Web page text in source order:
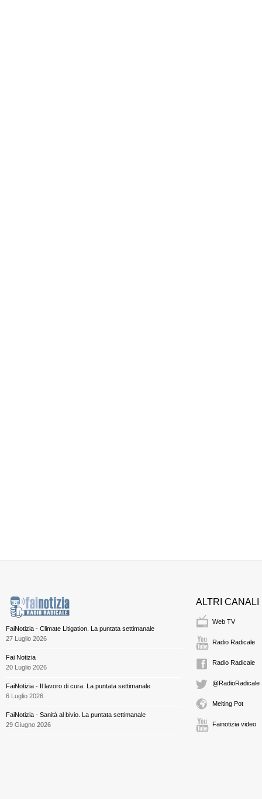
FaiNotizia - Climate Litigation. La puntata settimanale
27 Luglio 2026
Fai Notizia
20 Luglio 2026
FaiNotizia - Il lavoro di cura. La puntata settimanale
6 Luglio 2026
FaiNotizia - Sanità al bivio. La puntata settimanale
29 Giugno 2026
ALTRI CANALI
Web TV
Radio Radicale
Radio Radicale
@RadioRadicale
Melting Pot
Fainotizia video